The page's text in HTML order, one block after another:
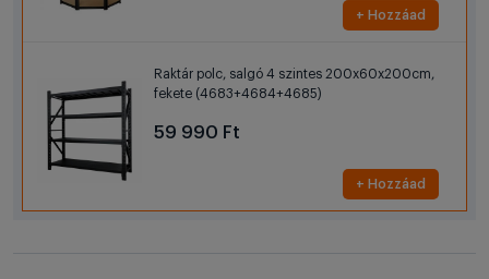
+ Hozzáad
Raktár polc, salgó 4 szintes 200x60x200cm,
fekete (4683+4684+4685)
59 990 Ft
+ Hozzáad